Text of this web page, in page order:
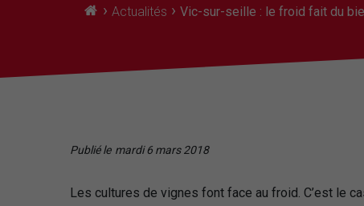
› Actualités › Vic-sur-seille : le froid fait du
Publié le mardi 6 mars 2018
Les cultures de vignes font face au froid. C’est le